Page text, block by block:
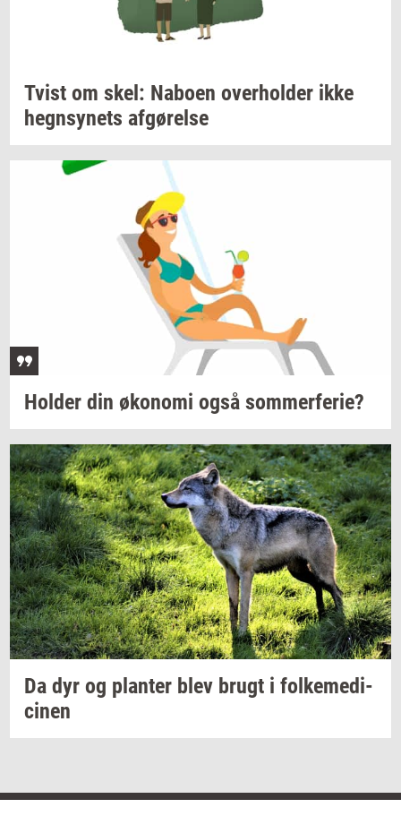
Tvist om skel: Na­bo­en over­hol­der ikke
hegn­sy­nets af­gø­rel­se
Hol­der din øko­no­mi også som­mer­fe­rie?
Da dyr og plan­ter blev brugt i fol­ke­me­di­
ci­nen